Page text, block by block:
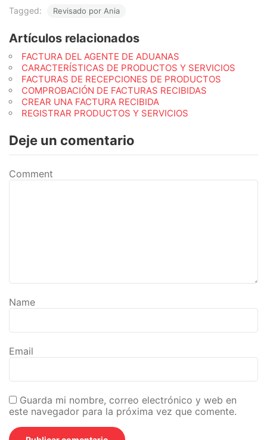
Tagged: Revisado por Ania
Artículos relacionados
FACTURA DEL AGENTE DE ADUANAS
CARACTERÍSTICAS DE PRODUCTOS Y SERVICIOS
FACTURAS DE RECEPCIONES DE PRODUCTOS
COMPROBACIÓN DE FACTURAS RECIBIDAS
CREAR UNA FACTURA RECIBIDA
REGISTRAR PRODUCTOS Y SERVICIOS
Deje un comentario
Comment
Name
Email
Guarda mi nombre, correo electrónico y web en
este navegador para la próxima vez que comente.